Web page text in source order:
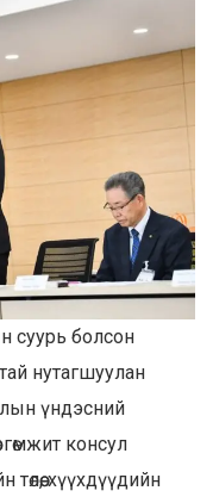
суурь болсон
нутагшуулан
үндэсний
консул
хүүхдүүдийн